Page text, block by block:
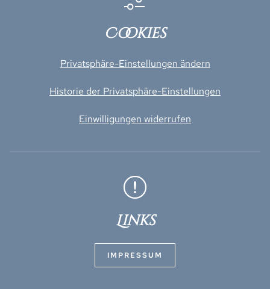
Cookies
Privatsphäre-Einstellungen ändern
Historie der Privatsphäre-Einstellungen
Einwilligungen widerrufen
Links
IMPRESSUM